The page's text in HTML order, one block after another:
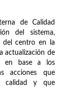
de Calidad
del sistema,
del centro en la
actualización de
en base a los
acciones que
calidad y que